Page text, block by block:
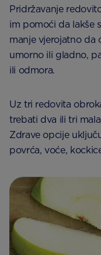
Pridržavanje
im pomoći da lakše
manje vjerojatno da
umorno ili gladno,
ili odmora.
Uz tri redovita
trebati dva ili tri
Zdrave opcije
povrća, voće,